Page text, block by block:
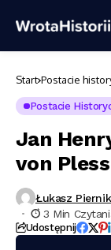
Start Postacie
Postacie
Jan
von Pless
Łukasz
3 Min
Udostępnij